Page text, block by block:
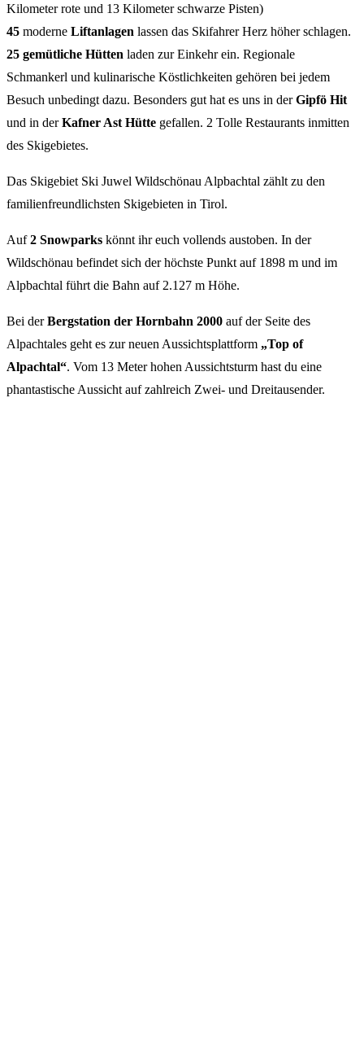
Kilometer rote und 13 Kilometer schwarze Pisten)
45 moderne Liftanlagen lassen das Skifahrer Herz höher schlagen.
25 gemütliche Hütten laden zur Einkehr ein. Regionale
Schmankerl und kulinarische Köstlichkeiten gehören bei jedem
Besuch unbedingt dazu. Besonders gut hat es uns in derGipfö Hit
und in derKafner Ast Hütte gefallen. 2 Tolle Restaurants inmitten
des Skigebietes.
Das Skigebiet Ski Juwel Wildschönau Alpbachtal zählt zu den
familienfreundlichsten Skigebieten in Tirol.
Auf2 Snowparks könnt ihr euch vollends austoben. In der
Wildschönau befindet sich der höchste Punkt auf 1898 m und im
Alpbachtal führt die Bahn auf 2.127 m Höhe.
Bei derBergstation der Hornbahn 2000 auf der Seite des
Alpachtales geht es zur neuen Aussichtsplattform „Top of
Alpachtal“. Vom 13 Meter hohen Aussichtsturm hast du eine
phantastische Aussicht auf zahlreich Zwei- und Dreitausender.